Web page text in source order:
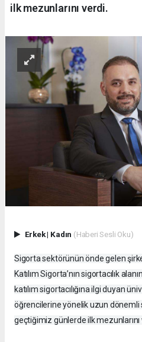
ilk mezunlarını verdi.
Erkek| Kadın (Haberi Sesli Oku)
Sigorta sektörünün önde gelen
Katılım Sigorta’nın sigortacılık
katılım sigortacılığına ilgi duyan
öğrencilerine yönelik uzun dönemli
geçtiğimiz günlerde ilk mezunlarını